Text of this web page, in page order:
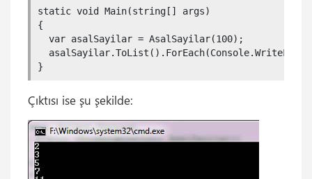
static void Main(string[] args)
{
  var asalSayilar = AsalSayilar(100);
}
Çıktısı ise şu şekilde: